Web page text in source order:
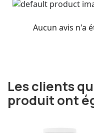
Aucun avis n'a
Les clients
produit ont